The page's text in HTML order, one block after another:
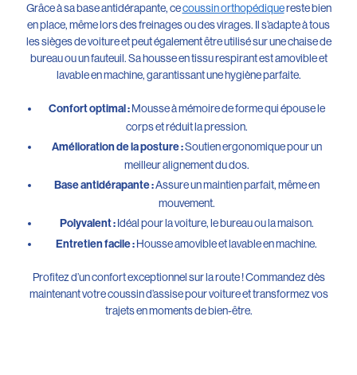
Grâce à sa base antidérapante, cecoussin orthopédiquereste bien
en place, même lors des freinages ou des virages. Il s’adapte à tous
les sièges de voiture et peut également être utilisé sur une chaise de
bureau ou un fauteuil. Sa housse en tissu respirant est amovible et
lavable en machine, garantissant une hygiène parfaite.
Confort optimal :Mousse à mémoire de forme qui épouse le
corps et réduit la pression.
Amélioration de la posture :Soutien ergonomique pour un
meilleur alignement du dos.
Base antidérapante :Assure un maintien parfait, même en
mouvement.
Polyvalent :Idéal pour la voiture, le bureau ou la maison.
Entretien facile :Housse amovible et lavable en machine.
Profitez d’un confort exceptionnel sur la route ! Commandez dès
maintenant votre coussin d’assise pour voiture et transformez vos
trajets en moments de bien-être.